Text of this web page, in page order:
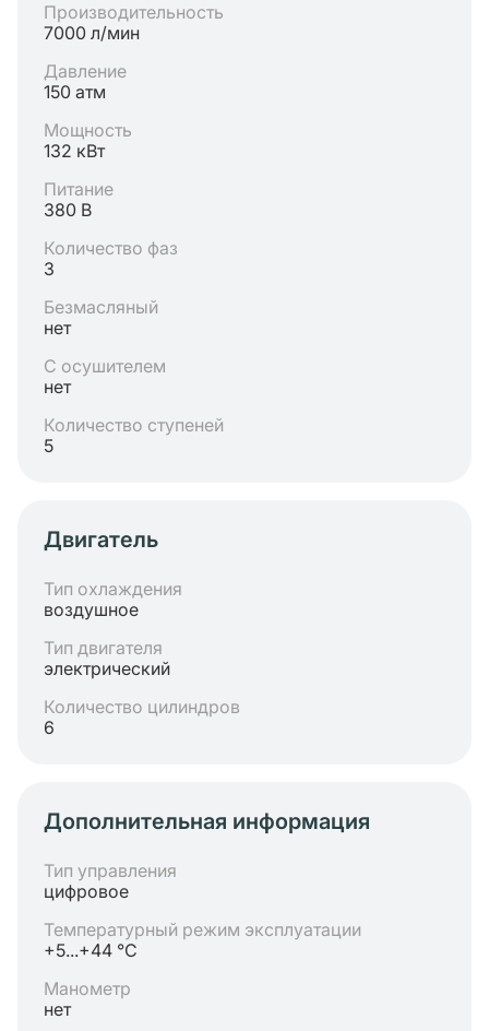
Производительность
7000 л/мин
Давление
150 атм
Мощность
132 кВт
Питание
380 В
Количество фаз
3
Безмасляный
нет
С осушителем
нет
Количество ступеней
5
Двигатель
Тип охлаждения
воздушное
Тип двигателя
электрический
Количество цилиндров
6
Дополнительная информация
Тип управления
цифровое
Температурный режим эксплуатации
+5...+44 °C
Манометр
нет